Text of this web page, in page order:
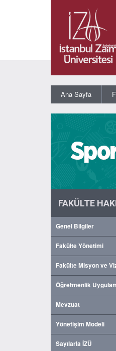
Ana Sayfa
FAKÜLTE
Genel Bilgiler
Fakülte Yönetimi
Fakülte Misyon ve
Öğretmenlik
Mevzuat
Yönetişim Modeli
Sayılarla İZÜ